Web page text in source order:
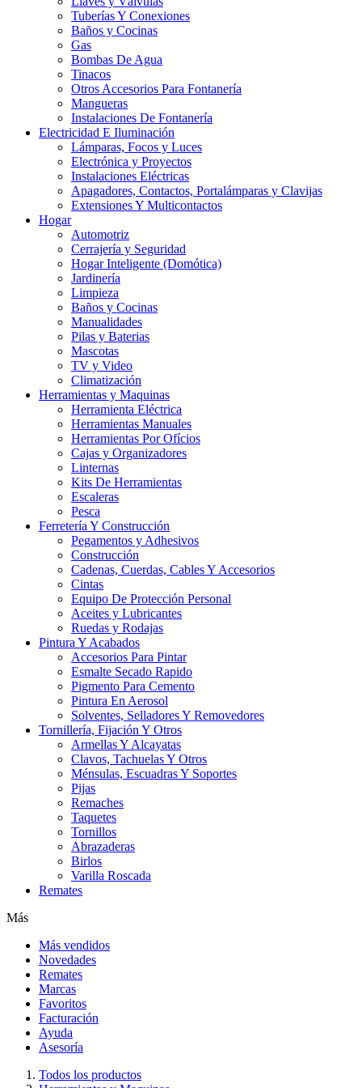
Tuberías Y Conexiones
Baños y Cocinas
Gas
Bombas De Agua
Tinacos
Otros Accesorios Para Fontanería
Mangueras
Instalaciones De Fontanería
Electricidad E Iluminación
Lámparas, Focos y Luces
Electrónica y Proyectos
Instalaciones Eléctricas
Apagadores, Contactos, Portalámparas y Clavijas
Extensiones Y Multicontactos
Hogar
Automotriz
Cerrajería y Seguridad
Hogar Inteligente (Domótica)
Jardinería
Limpieza
Baños y Cocinas
Manualidades
Pilas y Baterias
Mascotas
TV y Video
Climatización
Herramientas y Maquinas
Herramienta Eléctrica
Herramientas Manuales
Herramientas Por Ofícios
Cajas y Organizadores
Linternas
Kits De Herramientas
Escaleras
Pesca
Ferretería Y Construcción
Pegamentos y Adhesivos
Construcción
Cadenas, Cuerdas, Cables Y Accesorios
Cintas
Equipo De Protección Personal
Aceites y Lubricantes
Ruedas y Rodajas
Pintura Y Acabados
Accesorios Para Pintar
Esmalte Secado Rapido
Pigmento Para Cemento
Pintura En Aerosol
Solventes, Selladores Y Removedores
Tornillería, Fijación Y Otros
Armellas Y Alcayatas
Clavos, Tachuelas Y Otros
Ménsulas, Escuadras Y Soportes
Pijas
Remaches
Taquetes
Tornillos
Abrazaderas
Birlos
Varilla Roscada
Remates
Más
Más vendidos
Novedades
Remates
Marcas
Favoritos
Facturación
Ayuda
Asesoría
Todos los productos